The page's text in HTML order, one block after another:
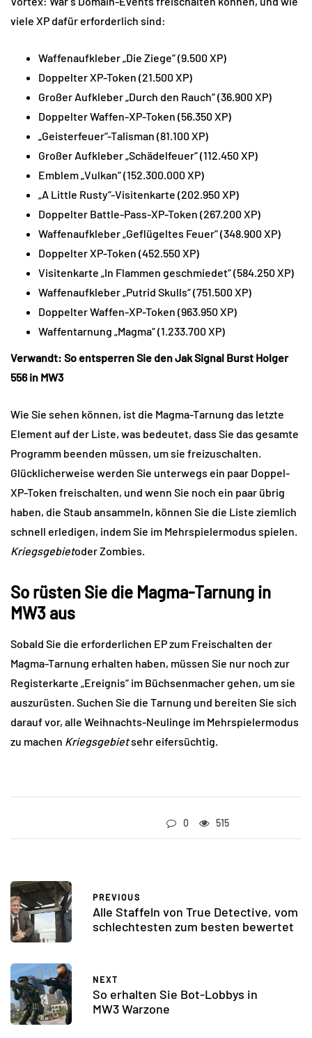
viele XP dafür erforderlich sind:
Waffenaufkleber „Die Ziege“ (9.500 XP)
Doppelter XP-Token (21.500 XP)
Großer Aufkleber „Durch den Rauch“ (36.900 XP)
Doppelter Waffen-XP-Token (56.350 XP)
„Geisterfeuer“-Talisman (81.100 XP)
Großer Aufkleber „Schädelfeuer“ (112.450 XP)
Emblem „Vulkan“ (152.300.000 XP)
„A Little Rusty“-Visitenkarte (202.950 XP)
Doppelter Battle-Pass-XP-Token (267.200 XP)
Waffenaufkleber „Geflügeltes Feuer“ (348.900 XP)
Doppelter XP-Token (452.550 XP)
Visitenkarte „In Flammen geschmiedet“ (584.250 XP)
Waffenaufkleber „Putrid Skulls“ (751.500 XP)
Doppelter Waffen-XP-Token (963.950 XP)
Waffentarnung „Magma“ (1.233.700 XP)
Verwandt: So entsperren Sie den Jak Signal Burst Holger
556 in MW3
Wie Sie sehen können, ist die Magma-Tarnung das letzte
Element auf der Liste, was bedeutet, dass Sie das gesamte
Programm beenden müssen, um sie freizuschalten.
Glücklicherweise werden Sie unterwegs ein paar Doppel-
XP-Token freischalten, und wenn Sie noch ein paar übrig
haben, die Staub ansammeln, können Sie die Liste ziemlich
schnell erledigen, indem Sie im Mehrspielermodus spielen.
Kriegsgebietoder Zombies.
So rüsten Sie die Magma-Tarnung in
MW3 aus
Sobald Sie die erforderlichen EP zum Freischalten der
Magma-Tarnung erhalten haben, müssen Sie nur noch zur
Registerkarte „Ereignis“ im Büchsenmacher gehen, um sie
auszurüsten. Suchen Sie die Tarnung und bereiten Sie sich
darauf vor, alle Weihnachts-Neulinge im Mehrspielermodus
zu machen Kriegsgebietsehr eifersüchtig.
0 515
PREVIOUS
Alle Staffeln von True Detective, vom
schlechtesten zum besten bewertet
NEXT
So erhalten Sie Bot-Lobbys in
MW3 Warzone